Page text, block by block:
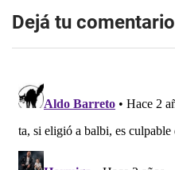
Dejá tu comentario